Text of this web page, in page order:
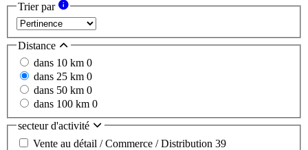
Trier par
Distance
dans 10 km 0
dans 25 km 0
dans 50 km 0
dans 100 km 0
secteur d'activité
Vente au détail / Commerce / Distribution 39